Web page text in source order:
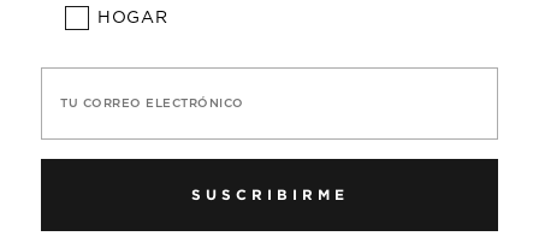
HOGAR
TU CORREO ELECTRÓNICO
SUSCRIBIRME